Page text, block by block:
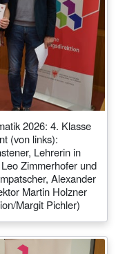
2026: 4. Klasse
(von links):
Lehrerin in
Zimmerhofer und
Alexander
Martin Holzner
Margit Pichler)